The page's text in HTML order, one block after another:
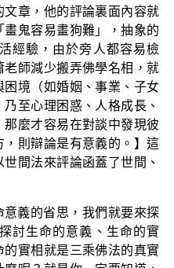
章，他的評論裏面內容就
鬼容易畫狗難」，抽象的
經驗，由於旁人都容易檢
師減少搬弄佛學名相，就
境（如婚姻、事業、子女
至心理困惑、人格成長、
麼才容易在對談中發現彼
則辯論是有意義的。】這
間法來評論函蓋了世間、
義的省思，我們就要來探
討生命的意義、生命的實
實相就是三乘佛法的真實